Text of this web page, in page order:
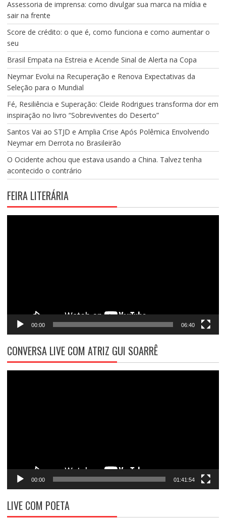
Assessoria de imprensa: como divulgar sua marca na mídia e
sair na frente
Score de crédito: o que é, como funciona e como aumentar o
seu
Brasil Empata na Estreia e Acende Sinal de Alerta na Copa
Neymar Evolui na Recuperação e Renova Expectativas da
Seleção para o Mundial
Fé, Resiliência e Superação: Cleide Rodrigues transforma dor em
inspiração no livro “Sobreviventes do Deserto”
Santos Vai ao STJD e Amplia Crise Após Polêmica Envolvendo
Neymar em Derrota no Brasileirão
O Ocidente achou que estava usando a China. Talvez tenha
acontecido o contrário
FEIRA LITERÁRIA
00:00 06:40
CONVERSA LIVE COM ATRIZ GUI SOARRÊ
00:00 01:41:54
LIVE COM POETA